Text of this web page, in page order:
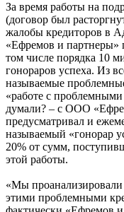
За время работы на
(договор был
жалобы кредиторов в
«Ефремов и партнеры»
том числе порядка 10
гонораров успеха. Из
называемые
«работе с
думали? – с ООО
предусматривал и
называемый «гонорар
20% от сумм,
этой работы.
«Мы проанализировали
этими проблемными